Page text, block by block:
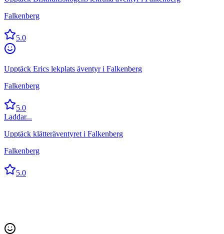
Falkenberg
5.0
Upptäck Erics lekplats äventyr i Falkenberg
Falkenberg
5.0
Laddar...
Upptäck klätteräventyret i Falkenberg
Falkenberg
5.0